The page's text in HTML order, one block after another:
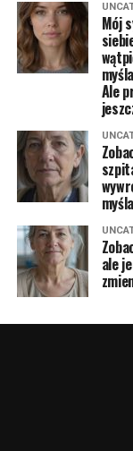
Mój
Ale
ale